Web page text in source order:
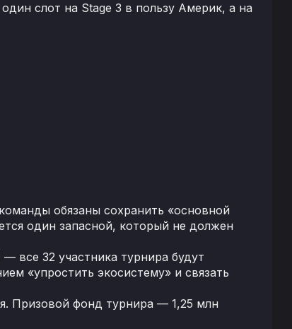
слот на Stage 3 в пользу Америк, а на
обязаны сохранить «основной
один запасной, который не должен
все 32 участника турнира будут
«упростить экосистему» и связать
Призовой фонд турнира — 1,25 млн